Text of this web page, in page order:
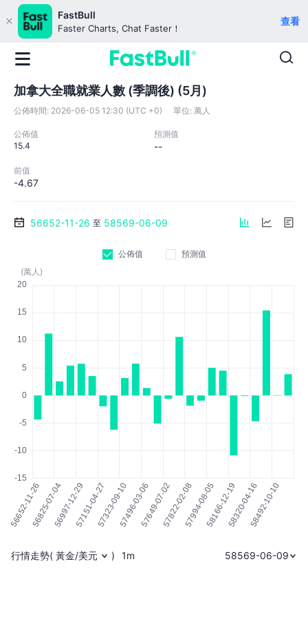
FastBull
Faster Charts, Chat Faster！
查看
加拿大全職就業人數 (季調後) (5月)
公佈時間: 2026-06-05 12:30 (UTC +0) 單位: 萬人
公佈值
15.4
預測值
--
前值
-4.67
56652-11-26 至 58569-06-09
公佈值
預測值
(萬人)
行情走勢( 黃金/美元 ) 1m 58569-06-09